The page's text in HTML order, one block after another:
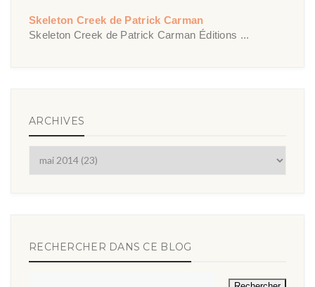
Skeleton Creek de Patrick Carman
Skeleton Creek de Patrick Carman Éditions ...
ARCHIVES
RECHERCHER DANS CE BLOG